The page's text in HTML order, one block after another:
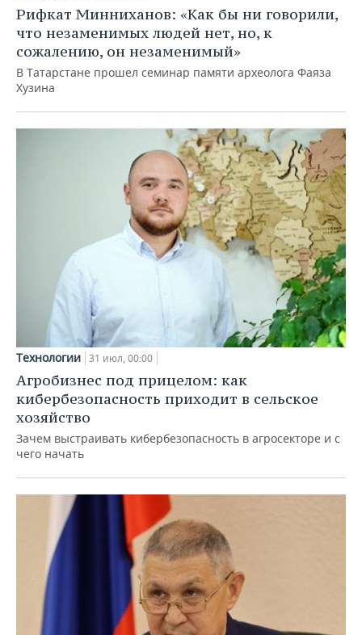
Рифкат Минниханов: «Как бы ни говорили,
что незаменимых людей нет, но, к
сожалению, он незаменимый»
В Татарстане прошел семинар памяти археолога Фаяза
Хузина
Технологии 31 июл, 00:00
Агробизнес под прицелом: как
кибербезопасность приходит в сельское
хозяйство
Зачем выстраивать кибербезопасность в агросекторе и с
чего начать